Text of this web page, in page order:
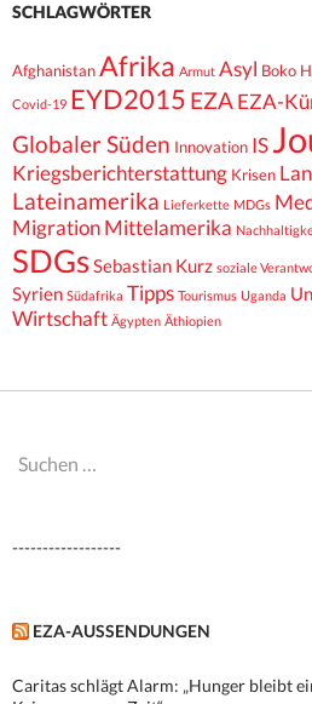
SCHLAGWÖRTER
AfghanistanAfrika Armut Asyl Boko
Covid-19 EYD2015 EZA EZA-
Globaler Süden Innovation IS
Kriegsberichterstattung Krisen
Lateinamerika Lieferkette MDGs
Migration Mittelamerika
SDGsSebastian Kurz soziale
Syrien Südafrika Tipps Tourismus Uganda
Wirtschaft Ägypten Äthiopien
Suchen
------------------
EZA-AUSSENDUNGEN
Caritas schlägt Alarm: „Hunger bleibt